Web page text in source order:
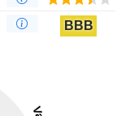
BBB